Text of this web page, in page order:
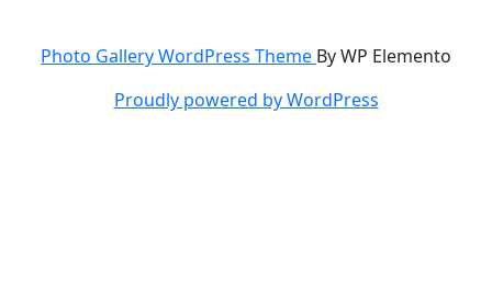
Photo Gallery WordPress Theme By WP Elemento
Proudly powered by WordPress